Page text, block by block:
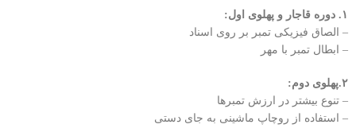
۱. دوره قاجار و پهلوی اول:
– الصاق فیزیکی تمبر بر روی اسناد
– ابطال تمبر با مهر
۲.پهلوی دوم:
– تنوع بیشتر در ارزش تمبرها
– استفاده از روچاپ ماشینی به جای دستی